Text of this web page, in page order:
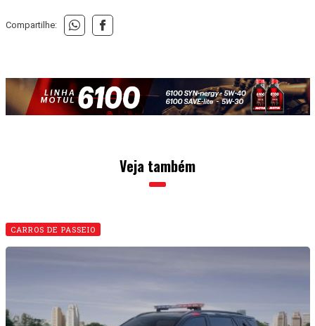
Compartilhe:
Veja também
CARROS DE PASSEIO